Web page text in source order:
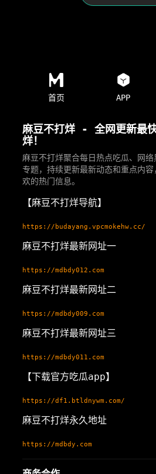
首页 APP
麻豆不打烊 - 全网更新最
烊！
麻豆不打烊聚合每日热点吃瓜、网
专题，持续更新最新动态和重点内
欢的热门信息。
【麻豆不打烊导航】
https://budayang.vpcmokehw.cc/
麻豆不打烊最新网址一
https://mdbdy012.com
麻豆不打烊最新网址二
https://mdbdy009.com
麻豆不打烊最新网址三
https://mdbdy011.com
【下载官方吃瓜app】
https://df1.btldnywm.com/
麻豆不打烊永久地址
https://mdbdy.com